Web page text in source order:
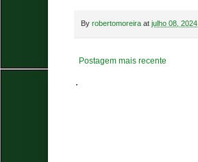
By robertomoreira at julho 08, 2024
Postagem mais recente
.